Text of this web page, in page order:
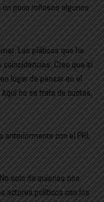
poco roñosos algunos
Las pláticas que he
Creo que si
lugar de pensar en el
no se trata de cuotas,
anteriormente con el PRI,
solo de quienes nos
actores políticos con los